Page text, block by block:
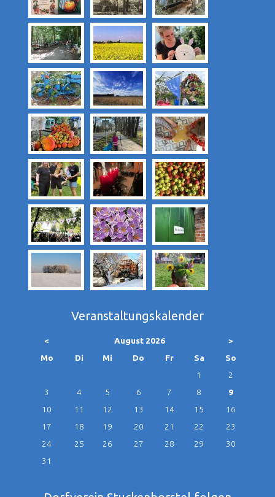
Veranstaltungskalender
< August 2026
>
Montag Di enstag
Mi ttwoch
Do nnerstag
Freitag SamstagSonntag
1
2
3
4 5 6 7 8
9
10
11 12 13 14 15
16
17
18 19 20 21 22
23
24
25 26 27 28 29
30
31